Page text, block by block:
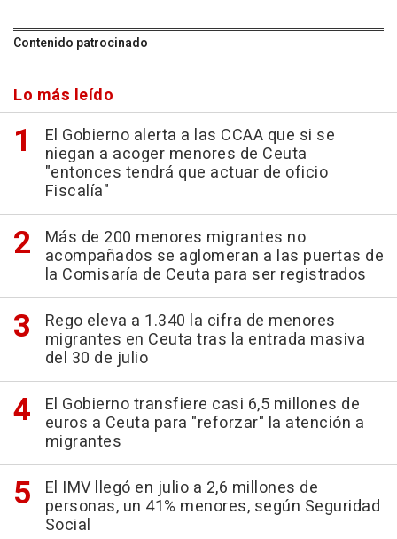
Contenido patrocinado
Lo más leído
El Gobierno alerta a las CCAA que si se
niegan a acoger menores de Ceuta
"entonces tendrá que actuar de oficio
Fiscalía"
Más de 200 menores migrantes no
acompañados se aglomeran a las puertas de
la Comisaría de Ceuta para ser registrados
Rego eleva a 1.340 la cifra de menores
migrantes en Ceuta tras la entrada masiva
del 30 de julio
El Gobierno transfiere casi 6,5 millones de
euros a Ceuta para "reforzar" la atención a
migrantes
El IMV llegó en julio a 2,6 millones de
personas, un 41% menores, según Seguridad
Social